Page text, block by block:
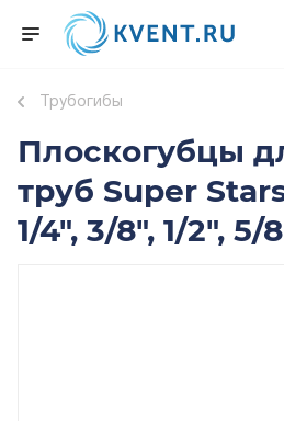
Трубогибы
Плоскогубцы
труб Super
1/4", 3/8", 1/2", 5/